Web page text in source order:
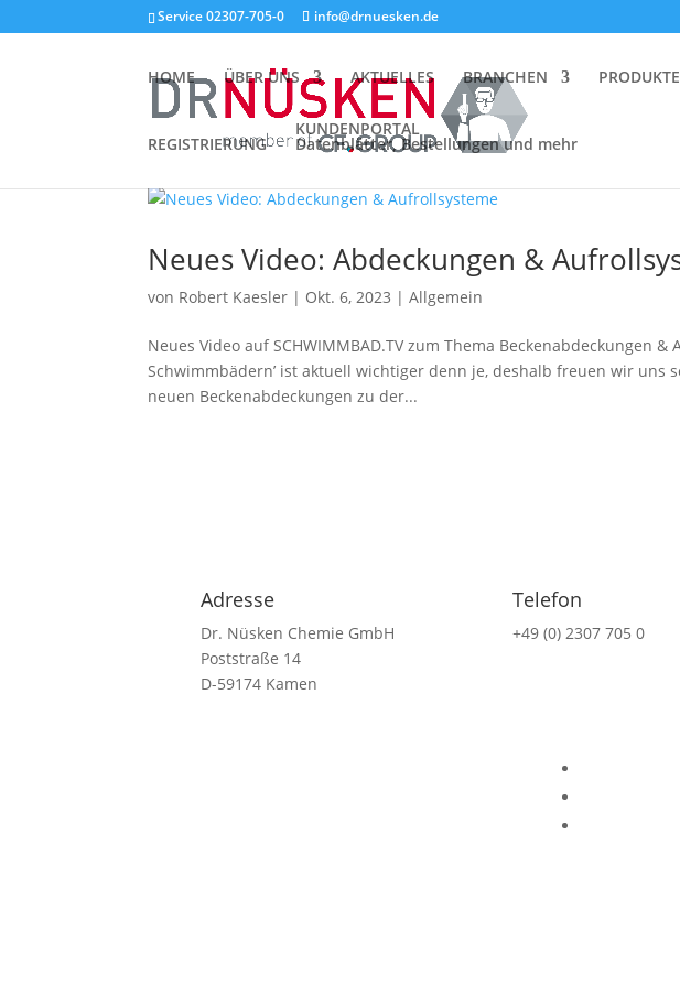
Service 02307-705-0 info@drnuesken.de
HOME ÜBER UNS AKTUELLES BRANCHEN PRODUKTE
REGISTRIERUNG
KUNDENPORTAL
Datenblätter, Bestellungen und mehr
Neues Video: Abdeckungen &
von Robert Kaesler | Okt. 6, 2023 |Allgemein
Neues Video auf SCHWIMMBAD.TV zum Thema Beckenabdeckungen
Schwimmbädern’ ist aktuell wichtiger denn je, deshalb freuen wir uns
neuen Beckenabdeckungen zu der...
Adresse
Dr. Nüsken Chemie GmbH
Poststraße 14
D-59174 Kamen
Telefon
+49 (0) 2307 705 0